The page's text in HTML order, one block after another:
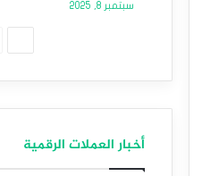
سبتمبر 8, 2025
أخبار العملات الرقمية